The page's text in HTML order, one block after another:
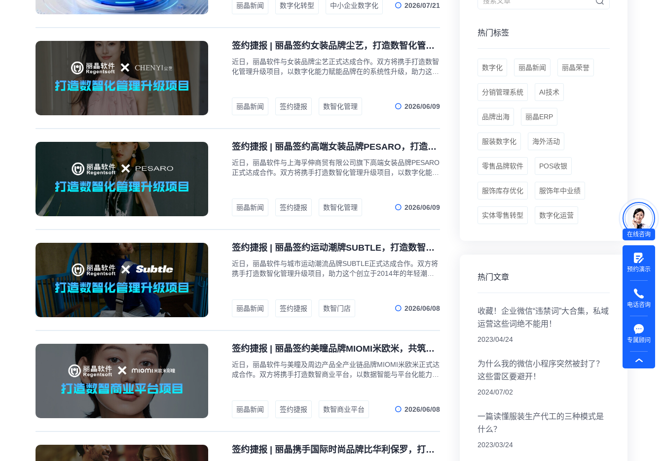
丽晶新闻 数字化转型 中小企业数字化 2026/07/21
签约捷报 | 丽晶签约女装品牌尘艺，打造数智化管理升级项目
近日，丽晶软件与女装品牌尘艺正式达成合作。双方将携手打造数智
化管理升级项目，以数字化能力赋能品牌在的系统性升级，助力这家
丽晶新闻
签约捷报 数智化管理 2026/06/09
签约捷报 | 丽晶签约高端女装品牌PESARO，打造数智化管理升级项目
近日，丽晶软件与上海孚伸商贸有限公司旗下高端女装品牌PESARO
正式达成合作。双方将携手打造数智化管理升级项目，以数字化能力
丽晶新闻 签约捷报 数智化管理 2026/06/09
签约捷报 | 丽晶签约运动潮牌SUBTLE，打造数智化管理升级项目
近日，丽晶软件与城市运动潮流品牌SUBTLE正式达成合作。双方将
携手打造数智化管理升级项目，助力这个创立于2014年的年轻潮流
丽晶新闻 签约捷报 数智门店 2026/06/08
签约捷报 | 丽晶签约美瞳品牌MIOMI米欧米，共筑数智商业平台，驱动全球化智慧运营
近日，丽晶软件与美瞳及周边产品全产业链品牌MIOMI米欧米正式达
成合作。双方将携手打造数智商业平台，以数据智能与平台化能力赋
丽晶新闻 签约捷报 数智商业平台 2026/06/08
签约捷报 | 丽晶携手国际时尚品牌比华利保罗，打造数智商业平台项目
热门标签
数字化 丽晶新闻 丽晶荣誉
分销管理系统 AI技术
品牌出海 丽晶ERP
服装数字化 海外活动
零售品牌软件 POS收银
服饰库存优化 服饰年中业绩
实体零售转型 数字化运营
热门文章
收藏！企业微信“违禁词”大合集，私域
运营这些词绝不能用！
2023/04/24
为什么我的微信小程序突然被封了？
这些雷区要避开！
2024/07/02
一篇读懂服装生产代工的三种模式是
什么？
2023/03/24
在线咨询
预约演示
电话咨询
专属顾问